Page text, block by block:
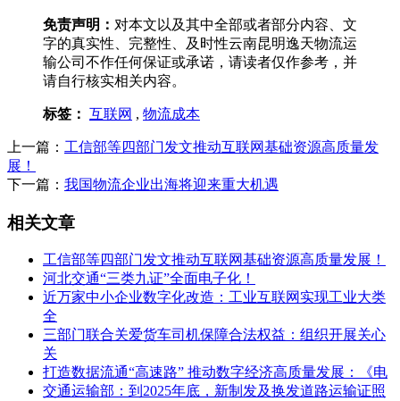
免责声明： 对本文以及其中全部或者部分内容、文
字的真实性、完整性、及时性云南昆明逸天物流运
输公司不作任何保证或承诺，请读者仅作参考，并
请自行核实相关内容。
标签： 互联网 , 物流成本
上一篇： 工信部等四部门发文推动互联网基础资源高质量发
展！
下一篇： 我国物流企业出海将迎来重大机遇
相关文章
工信部等四部门发文推动互联网基础资源高质量发展！
河北交通“三类九证”全面电子化！
近万家中小企业数字化改造：工业互联网实现工业大类
全
三部门联合关爱货车司机保障合法权益：组织开展关心
关
打造数据流通“高速路” 推动数字经济高质量发展：《电
交通运输部：到2025年底，新制发及换发道路运输证照